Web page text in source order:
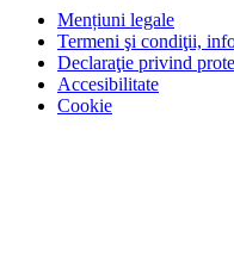
Mențiuni legale
Termeni şi condiţii,
Declaraţie privind
Accesibilitate
Cookie